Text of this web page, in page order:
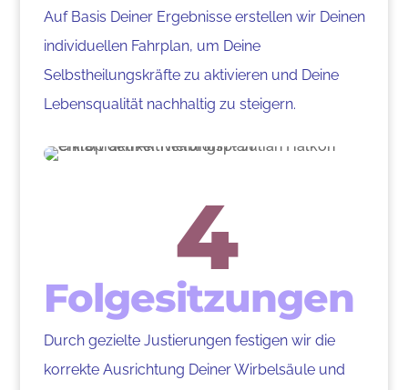
Auf Basis Deiner Ergebnisse erstellen wir Deinen
individuellen Fahrplan, um Deine
Selbstheilungskräfte zu aktivieren und Deine
Lebensqualität nachhaltig zu steigern.
4
Folgesitzungen
Durch gezielte Justierungen festigen wir die
korrekte Ausrichtung Deiner Wirbelsäule und